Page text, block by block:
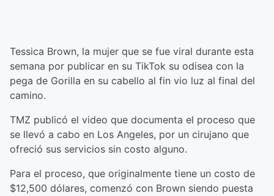
Tessica Brown, la mujer que se fue viral durante esta
semana por publicar en su TikTok su odisea con la
pega de Gorilla en su cabello al fin vio luz al final del
camino.
TMZ publicó el video que documenta el proceso que
se llevó a cabo en Los Angeles, por un cirujano que
ofreció sus servicios sin costo alguno.
Para el proceso, que originalmente tiene un costo de
$12,500 dólares, comenzó con Brown siendo puesta